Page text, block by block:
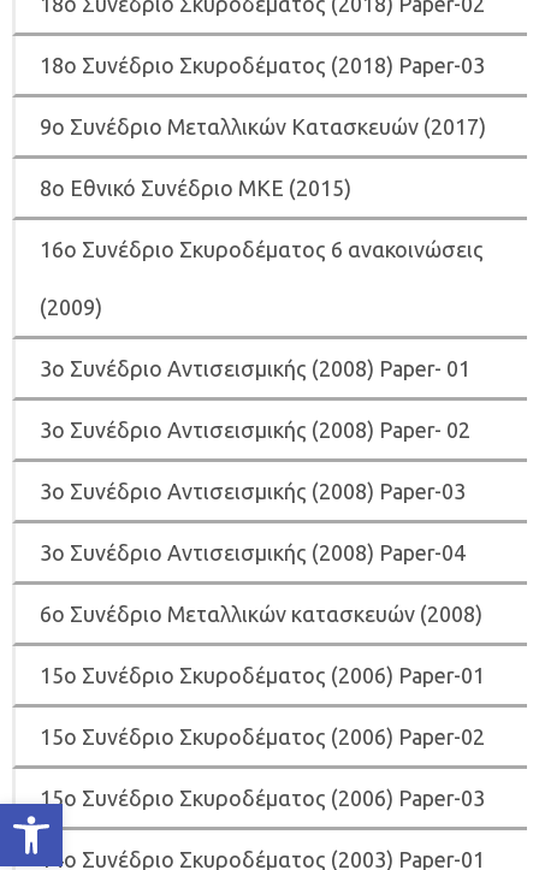
Ανοίξτε τη γραμμή εργαλείων
18ο Συνέδριο Σκυροδέματος (2018) Paper-03
9ο Συνέδριο Μεταλλικών Κατασκευών (2017)
8ο Εθνικό Συνέδριο ΜΚΕ (2015)
16ο Συνέδριο Σκυροδέματος 6 ανακοινώσεις
(2009)
3o Συνέδριο Αντισεισμικής (2008) Paper- 01
3o Συνέδριο Αντισεισμικής (2008) Paper- 02
3o Συνέδριο Αντισεισμικής (2008) Paper-03
3o Συνέδριο Αντισεισμικής (2008) Paper-04
6o Συνέδριο Μεταλλικών κατασκευών (2008)
15o Συνέδριο Σκυροδέματος (2006) Paper-01
15o Συνέδριο Σκυροδέματος (2006) Paper-02
15o Συνέδριο Σκυροδέματος (2006) Paper-03
14ο Συνέδριο Σκυροδέματος (2003) Paper-01